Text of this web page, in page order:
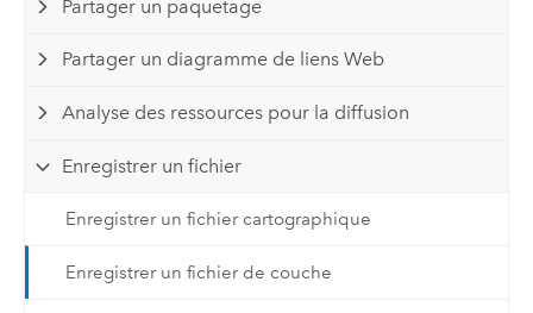
Partager un paquetage
Partager un diagramme de liens Web
Analyse des ressources pour la diffusion
Enregistrer un fichier
Enregistrer un fichier cartographique
Enregistrer un fichier de couche